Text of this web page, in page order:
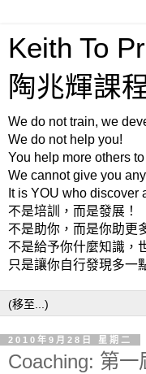
Keith To
陶兆輝課
We do not train, we
We do not help you!
You help more others
We cannot give you
It is YOU who discover
不是培訓，而是發展！
不是助你，而是你助更
不是給予你什麼知識，
只是讓你自行發現多一
2010年9月28日 星期二
Coaching: 第